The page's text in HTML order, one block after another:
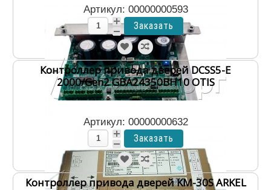
Артикул: 00000000593
Контроллер привода дверей DCSS5-E
2000/Gen2 GBA24350BH10 OTIS
Артикул: 00000000632
Контроллер привода дверей KM-30S ARKEL